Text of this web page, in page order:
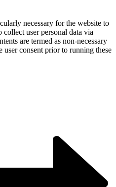
necessary for the website to
user personal data via
are termed as non-necessary
consent prior to running these